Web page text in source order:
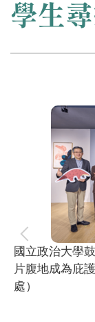
學生
國立政治大學
片腹地成為庇
處）